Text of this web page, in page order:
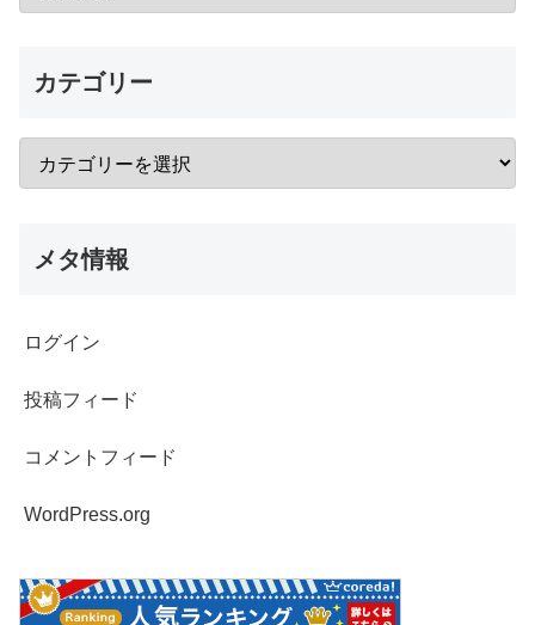
カテゴリー
メタ情報
ログイン
投稿フィード
コメントフィード
WordPress.org